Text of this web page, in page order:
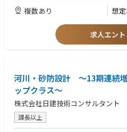
近年の地下利用状況に連動して大深度で
水道管渠工事は、一般的に大部分が市
路交通や周辺環境等への影響、あるいは
の近接施工など、厳しい制約条件の中で
経済性・施工性・維持管理性それぞれの
設設計、長寿命化計画、ストックマネj
震補強設計を行います。また、経年劣化
築設計）、耐震性能向上のための耐震補
処理場の機能確保するための耐水化設計
場に貢献します。
複数あり 想
求人エント
河川・砂防設計 ～13期連続
ップクラス～
株式会社日建技術コンサルタント
課長以上